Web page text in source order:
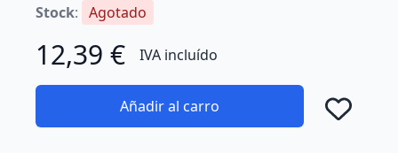
Stock: Agotado
12,39 € IVA incluído
Añadir al carro